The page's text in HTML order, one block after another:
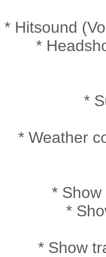
* Hitsound
*
*
* Weather
*
*
* Show